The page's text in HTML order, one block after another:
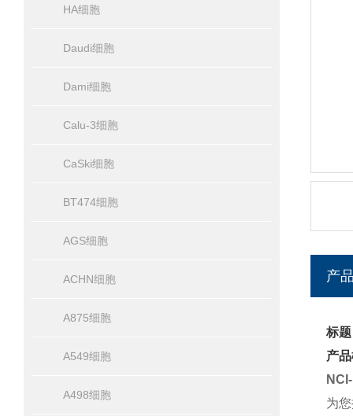
HA细胞
Daudi细胞
Dami细胞
Calu-3细胞
CaSki细胞
BT474细胞
AGS细胞
ACHN细胞
A875细胞
A549细胞
A498细胞
产
标
产
为